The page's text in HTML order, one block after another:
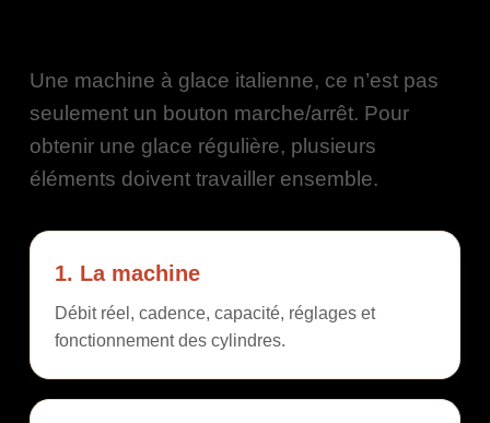
Une machine à glace italienne, ce n’est pas
seulement un bouton marche/arrêt. Pour
obtenir une glace régulière, plusieurs
éléments doivent travailler ensemble.
1. La machine
Débit réel, cadence, capacité, réglages et
fonctionnement des cylindres.